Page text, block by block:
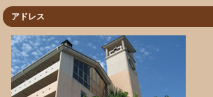
アドレス